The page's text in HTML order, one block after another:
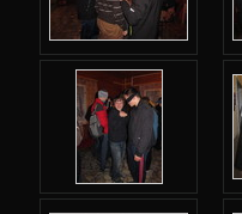
Jarní 2022
Podzimní 2021
Jarní 2021
Podzimní 2020
Jarní 2020